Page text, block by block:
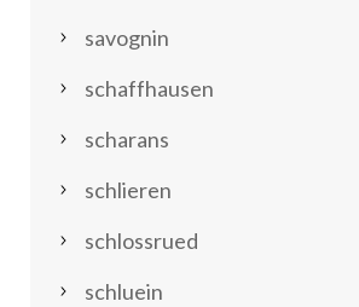
savognin
schaffhausen
scharans
schlieren
schlossrued
schluein